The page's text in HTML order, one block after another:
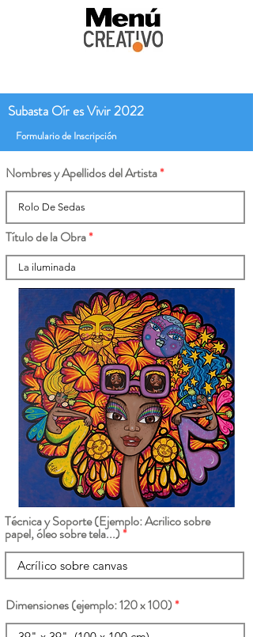
Subasta Oír es Vivir 2022
Formulario de Inscripción
Nombres y Apellidos del Artista
Título de la Obra
Técnica y Soporte (Ejemplo: Acrilico sobre
papel, óleo sobre tela...)
Dimensiones (ejemplo: 120 x 100)